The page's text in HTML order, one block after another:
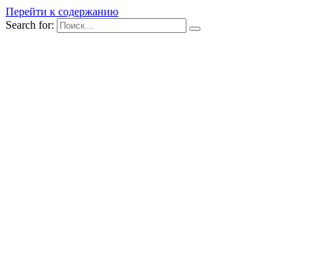
Перейти к содержанию
Search for: